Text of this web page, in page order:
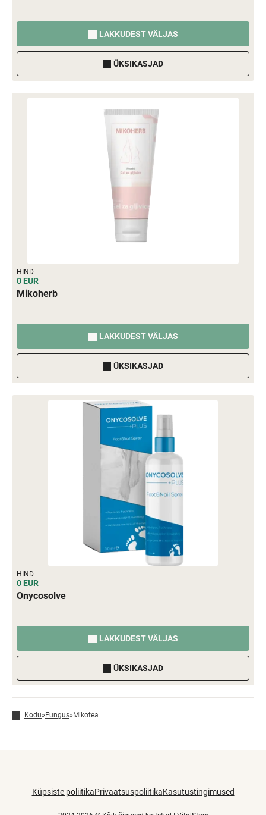
LAKKUDEST VÄLJAS
ÜKSIKASJAD
HIND
0 EUR
Mikoherb
LAKKUDEST VÄLJAS
ÜKSIKASJAD
HIND
0 EUR
Onycosolve
LAKKUDEST VÄLJAS
ÜKSIKASJAD
Kodu» Fungus» Mikotea
Küpsiste poliitikaPrivaatsuspoliitikaKasutustingimused